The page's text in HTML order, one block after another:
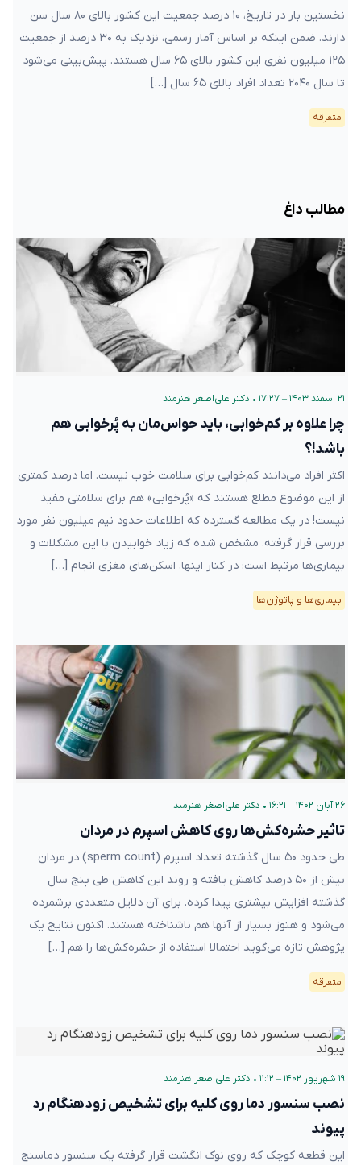
نخستین بار در تاریخ، ۱۰ درصد جمعیت این کشور بالای ۸۰ سال سن
دارند. ضمن اینکه بر اساس آمار رسمی، نزدیک به ۳۰ درصد از جمعیت
۱۲۵ میلیون نفری این کشور بالای ۶۵ سال هستند. پیش‌بینی می‌شود
تا سال ۲۰۴۰ تعداد افراد بالای ۶۵ سال […]
متفرقه
مطالب داغ
۲۱ اسفند ۱۴۰۳ – ۱۷:۲۷ • دکتر علی‌اصغر هنرمند
چرا علاوه بر کم‌خوابی، باید حواس‌مان به پُرخوابی هم
باشد!؟
اکثر افراد می‌دانند کم‌خوابی برای سلامت خوب نیست. اما درصد کمتری
از این موضوع مطلع هستند که «پُرخوابی» هم برای سلامتی مفید
نیست! در یک مطالعه گسترده که اطلاعات حدود نیم میلیون نفر مورد
بررسی قرار گرفته، مشخص شده که زیاد خوابیدن با این مشکلات و
بیماری‌ها مرتبط است: در کنار اینها، اسکن‌های مغزی انجام […]
بیماری‌ها و پاتوژن‌ها
۲۶ آبان ۱۴۰۲ – ۱۶:۲۱ • دکتر علی‌اصغر هنرمند
تاثیر حشره‌کش‌ها روی کاهش اسپرم در مردان
طی حدود ۵۰ سال گذشته تعداد اسپرم‌ (sperm count) در مردان
بیش از ۵۰ درصد کاهش یافته و روند این کاهش طی پنج سال
گذشته افزایش بیشتری پیدا کرده. برای آن دلایل متعددی برشمرده
می‌شود و هنوز بسیار از آنها هم ناشناخته هستند. اکنون نتایج یک
پژوهش تازه می‌گوید احتمالا استفاده از حشره‌کش‌ها را هم […]
متفرقه
۱۹ شهریور ۱۴۰۲ – ۱۱:۱۲ • دکتر علی‌اصغر هنرمند
نصب سنسور دما روی کلیه برای تشخیص زودهنگام رد
پیوند
این قطعه کوچک که روی نوک انگشت قرار گرفته یک سنسور دماسنج